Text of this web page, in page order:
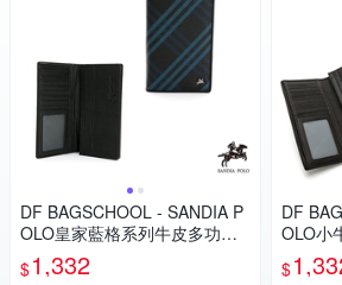
DF BAGSCHOOL - SANDIA P
OLO皇家藍格系列牛皮多功能
長夾
$1,332
DF
OLO小
功能長
$